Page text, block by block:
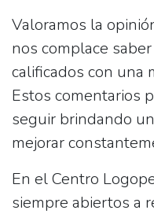
Valoramos la
nos complace
calificados con una
Estos comentarios
seguir brindando
mejorar
En el Centro
siempre abiertos a